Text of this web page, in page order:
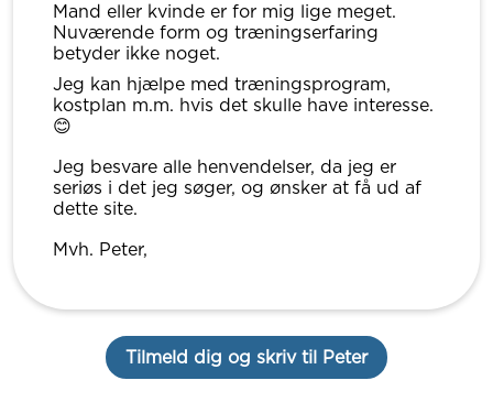
Mand eller kvinde er for mig lige meget.
Nuværende form og træningserfaring
betyder ikke noget.
Jeg kan hjælpe med træningsprogram,
kostplan m.m. hvis det skulle have interesse.
😊
Jeg besvare alle henvendelser, da jeg er
seriøs i det jeg søger, og ønsker at få ud af
dette site.
Mvh. Peter,
Tilmeld dig og skriv til Peter